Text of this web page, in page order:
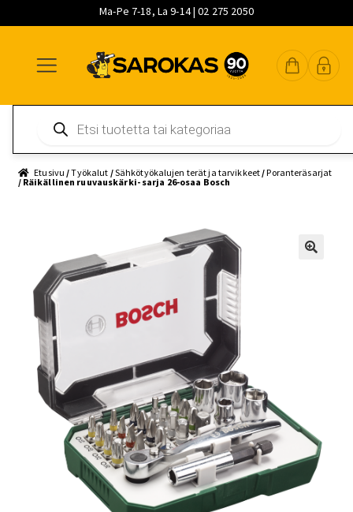
Ma-Pe 7-18, La 9-14 | 02 275 2050
navigointiin
sisältöön
pääsisältöön
search
Etusivu /Työkalut /Sähkötyökalujen terät ja tarvikkeet /Poranteräsarjat
/ Räikällinen ruuvauskärki- sarja 26-osaa Bosch